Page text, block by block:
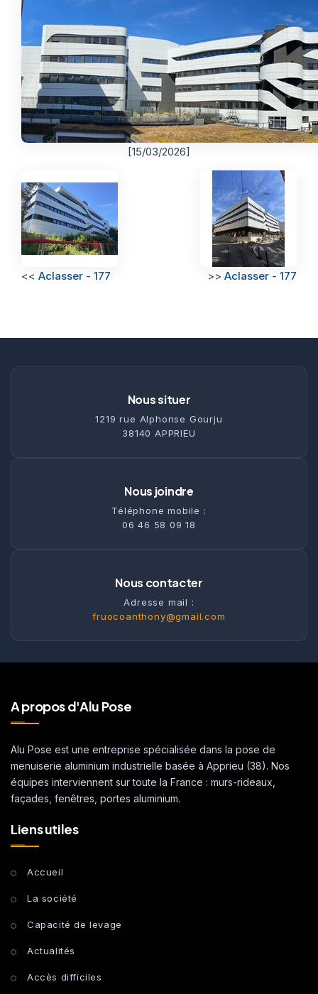
ACTUALITÉS
CONTACT
ETRE RAPPELÉ
[15/03/2026]
<< Aclasser - 177 >> Aclasser - 177
Nous situer
1219 rue Alphonse Gourju
38140 APPRIEU
Nous joindre
Téléphone mobile :
06 46 58 09 18
Nous contacter
Adresse mail :
fruocoanthony@gmail.com
A propos d'Alu Pose
Alu Pose est une entreprise spécialisée dans la pose de
menuiserie aluminium industrielle basée à Apprieu (38). Nos
équipes interviennent sur toute la France : murs-rideaux,
façades, fenêtres, portes aluminium.
Liens utiles
Accueil
La société
Capacité de levage
Actualités
Accès difficiles